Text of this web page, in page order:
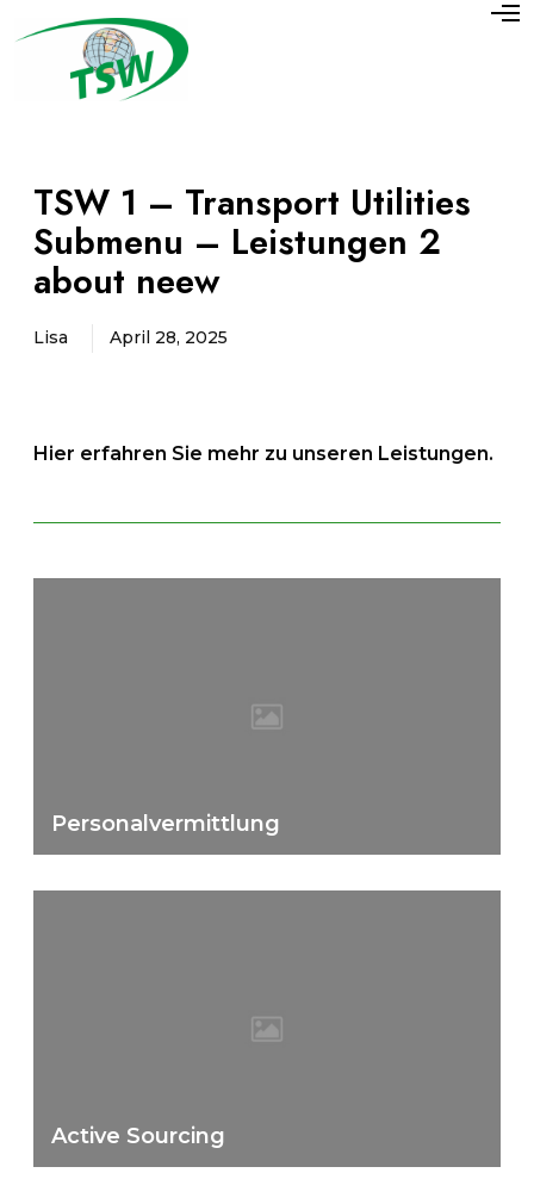
O
TSW 1 – Transport Utilities
Submenu – Leistungen 2
about neew
Lisa April 28, 2025
Hier erfahren Sie mehr zu unseren Leistungen.
Personalvermittlung
Active Sourcing